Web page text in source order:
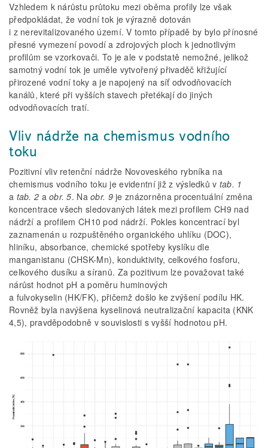
Vzhledem k nárůstu průtoku mezi oběma profily lze však
předpokládat, že vodní tok je výrazně dotován
i z nerevitalizovaného území. V tomto případě by bylo přínosné
přesné vymezení povodí a zdrojových ploch k jednotlivým
profilům se vzorkovači. To je ale v podstatě nemožné, jelikož
samotný vodní tok je uměle vytvořený přivaděč křižující
přirozené vodní toky a je napojený na síť odvodňovacích
kanálů, které při vyšších stavech přetékají do jiných
odvodňovacích tratí.
Vliv nádrže na chemismus vodního
toku
Pozitivní vliv retenční nádrže Novoveského rybníka na
chemismus vodního toku je evidentní již z výsledků v tab. 1
a tab. 2 aobr. 5. Naobr. 9je znázorněna procentuální změna
koncentrace všech sledovaných látek mezi profilem CH9 nad
nádrží a profilem CH10 pod nádrží. Pokles koncentrací byl
zaznamenán u rozpuštěného organického uhlíku (DOC),
hliníku, absorbance, chemické spotřeby kyslíku dle
manganistanu (CHSK-Mn), konduktivity, celkového fosforu,
celkového dusíku a síranů. Za pozitivum lze považovat také
nárůst hodnot pH a poměru huminových
a fulvokyselin (HK/FK), přičemž došlo ke zvýšení podílu HK.
Rovněž byla navýšena kyselinová neutralizační kapacita (KNK
4,5), pravděpodobně v souvislosti s vyšší hodnotou pH.